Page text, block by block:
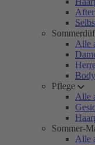
Alle
Pflege
Alle
Sommer-
Alle